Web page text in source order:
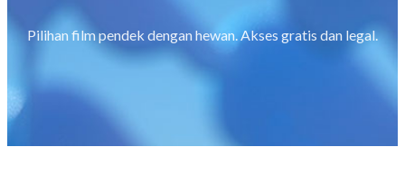
Pilihan film pendek dengan hewan. Akses gratis dan legal.